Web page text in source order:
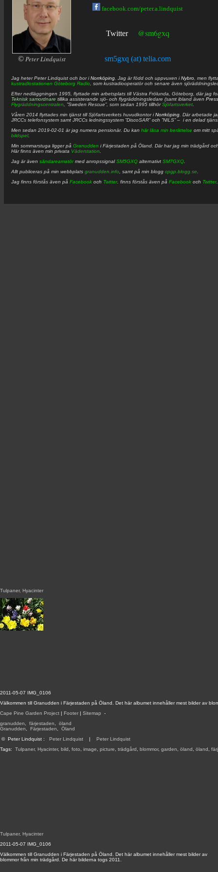
2011-05-07 IMG_0106
Välkommen till Granudden i Färjestaden på Öland. Det här albumet innehåller mest bilder av
Cape Pine Garden Project | Footer | Sitemap -
granudden
färjestaden
öland
Granudden
Färjestaden
Öland
© Peter Lindquist : Peter Lindquist | Peter Lindquist
Tags: Tulpaner, Hyacinter, bild foto image picture trädgård blommor, garden öland öland
Tulpaner, Hyacinter
Tulpaner, Hyacinter
2011-05-07 IMG_0106
Välkommen till Granudden i Färjestaden på Öland. Det här albumet innehåller mest bilder av
blommor från min trädgård. De här bilderna togs 2011.
© Peter Lindquist
facebook.com/peter.a.lindquist
Twitter @sm6gxq
sm5gxq (at) telia.com
Jag heterPeter Lindquist och bor iNorrköping . Jag är född och uppvuxen iNybro , men
kustradiostationen Göteborg Radio , som kustradiooperatör och senare även
Efter nedläggningen 1995, flyttade min arbetsplats till Västra Frölunda, Göteborg, där jag
Teknisk samordnare tillika assisterande sjö- och flygräddningsledare (samt ibland även
Flygräddningscentralen , ”Sweden Rescue”, som sedan 1995 tillhörSjöfartsverket
Våren 2014 flyttades min tjänst till Sjöfartsverkets huvudkontor iNorrköping . Där arbetade
JRCCs telefonsystem samt JRCCs ledningssystem ”DiscoSAR” och ”NILS” – i en delad
Men sedan 2019-02-01 är jag numera pensionär. Du kan här läsa min berättelse om mitt
bildspel.
Min sommarstuga ligger på Granudden i Färjestaden på Öland. Där har jag min trädgård
Här finns även min privata Väderstation
Jag är även sändareamatörmed anropssignalSM5GXQ alternativt SM7GXQ
Allt publiceras på min webbplats granudden.info , samt på min blogg cpgp.blogg.se
Jag finns förstås även på Facebook och Twitter. finns förstås även på Facebook och Twitter.